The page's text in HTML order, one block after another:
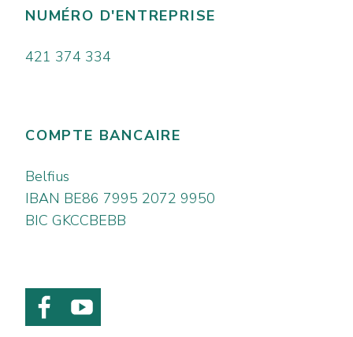
NUMÉRO D'ENTREPRISE
421 374 334
COMPTE BANCAIRE
Belfius
IBAN BE86 7995 2072 9950
BIC GKCCBEBB